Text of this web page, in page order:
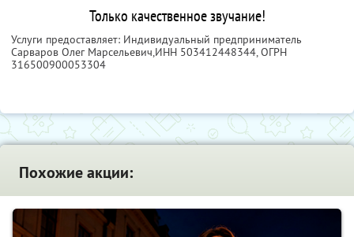
Только качественное звучание!
Услуги предоставляет: Индивидуальный предприниматель
Сарваров Олег Марсельевич,ИНН 503412448344, ОГРН
316500900053304
Похожие акции: